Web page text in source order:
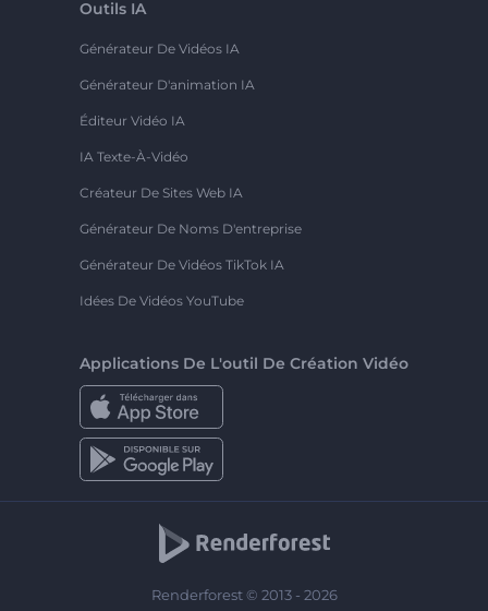
Outils IA
Générateur De Vidéos IA
Générateur D'animation IA
Éditeur Vidéo IA
IA Texte-À-Vidéo
Créateur De Sites Web IA
Générateur De Noms D'entreprise
Générateur De Vidéos TikTok IA
Idées De Vidéos YouTube
Applications De L'outil De Création Vidéo
Renderforest © 2013 - 2026